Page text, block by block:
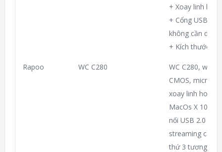
+ Xoay linh hoạt
+ Cổng USB có
không cần dùng
+ Kích thước:
Rapoo WC C280
WC C280,
CMOS, micrô
xoay linh hoạt,
MacOs X 10.6
nối USB 2.0
streaming cần
thứ 3 tương